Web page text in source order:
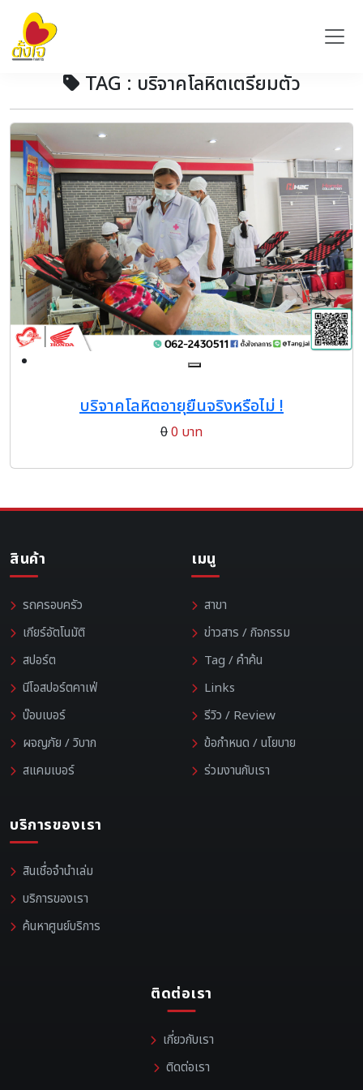
TAG : บริจาคโลหิตเตรียมตัว
บริจาคโลหิตอายุยืนจริงหรือไม่ !
00 บาท
สินค้า
รถครอบครัว
เกียร์อัตโนมัติ
สปอร์ต
นีโอสปอร์ตคาเฟ่
บ๊อบเบอร์
ผจญภัย / วิบาก
สแคมเบอร์
เมนู
สาขา
ข่าวสาร / กิจกรรม
Tag / คำค้น
Links
รีวิว / Review
ข้อกำหนด / นโยบาย
ร่วมงานกับเรา
บริการของเรา
สินเชื่อจำนำเล่ม
บริการของเรา
ค้นหาศูนย์บริการ
ติดต่อเรา
เกี่ยวกับเรา
ติดต่อเรา